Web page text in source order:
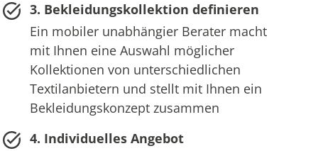
3. Bekleidungskollektion definieren
Ein mobiler unabhängier Berater macht
mit Ihnen eine Auswahl möglicher
Kollektionen von unterschiedlichen
Textilanbietern und stellt mit Ihnen ein
Bekleidungskonzept zusammen
4. Individuelles Angebot